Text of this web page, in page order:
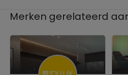
Merken gerelateerd